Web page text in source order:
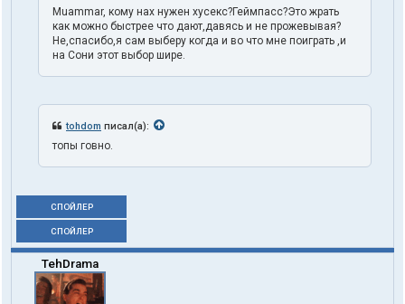
Muammar, кому нах нужен хусекс?Геймпасс?Это жрать
как можно быстрее что дают,давясь и не прожевывая?
Не,спасибо,я сам выберу когда и во что мне поиграть ,и
на Сони этот выбор шире.
tohdom писал(а):
топы говно.
СПОЙЛЕР
СПОЙЛЕР
TehDrama